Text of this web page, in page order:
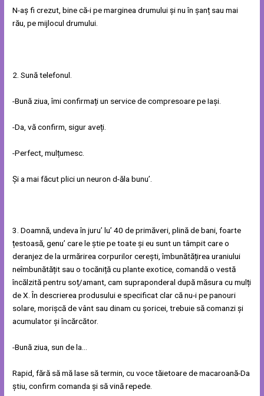
N-aș fi crezut, bine că-i pe marginea drumului și nu în șanț sau mai
rău, pe mijlocul drumului.
2. Sună telefonul.
-Bună ziua, îmi confirmați un service de compresoare pe Iași.
-Da, vă confirm, sigur aveți.
-Perfect, mulțumesc.
Și a mai făcut plici un neuron d-ăla bunu’.
3. Doamnă, undeva în juru’ lu’ 40 de primăveri, plină de bani, foarte
țestoasă, genu’ care le știe pe toate și eu sunt un tâmpit care o
deranjez de la urmărirea corpurilor cerești, îmbunătățirea uraniului
neîmbunătățit sau o tocăniță cu plante exotice, comandă o vestă
încălzită pentru soț/amant, cam supraponderal după măsura cu mulți
de X. În descrierea produsului e specificat clar că nu-i pe panouri
solare, morișcă de vânt sau dinam cu șoricei, trebuie să comanzi și
acumulator și încărcător.
-Bună ziua, sun de la…
Rapid, fără să mă lase să termin, cu voce tăietoare de macaroană-Da
știu, confirm comanda și să vină repede.